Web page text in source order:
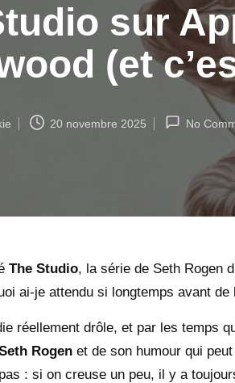
sur
(et
20 novembre 2025 No
The Studio, la série de Seth Rogen
ai-je attendu si longtemps avant
réellement drôle, et par les temps
Rogen et de son humour qui
: si on creuse un peu, il y a